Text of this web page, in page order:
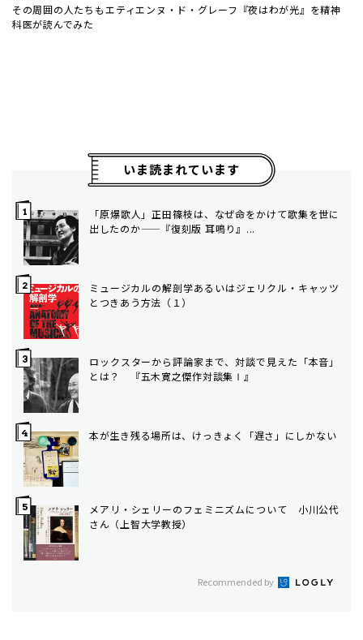
その周囲の人たちも――エティエンヌ・ド・グレーフ『夜はわが光』を精神
科医が読んでみた
いま読まれています
「原爆歌人」正田篠枝は、なぜ命をかけて歌集を世に
出したのか——『復刻版 耳鳴り』...
ミュージカルの解剖学――あるいはジェリクル・キャッツ
とつきあう方法（１）
ロックスターから評論家まで、対談で見えた「本音」
とは？ 『五木寛之傑作対談集Ⅰ』
本が生き残る場所は、けっきょく「遅さ」にしかない
メアリ・シェリーのフェミニズムについて 小川公代
さん（上智大学教授）
Recommended by